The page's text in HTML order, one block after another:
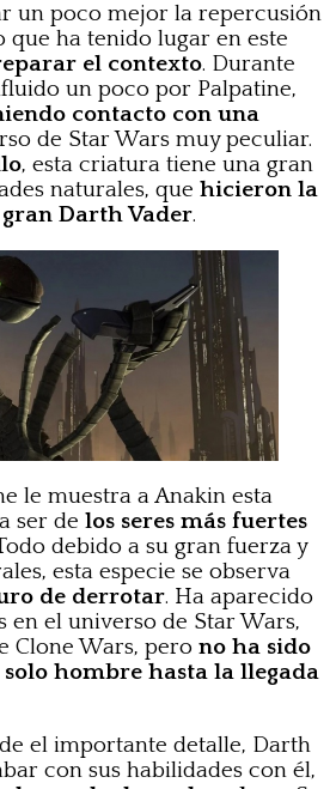
un poco mejor la repercusión
ha tenido lugar en este
el contexto. Durante
un poco por Palpatine,
contacto con una
de Star Wars muy peculiar.
, esta criatura tiene una gran
naturales, que hicieron la
Darth Vader.
le muestra a Anakin esta
ser de los seres más fuertes
debido a su gran fuerza y
esta especie se observa
de derrotar. Ha aparecido
en el universo de Star Wars,
Clone Wars, pero no ha sido
hombre hasta la llegada
el importante detalle, Darth
con sus habilidades con él,